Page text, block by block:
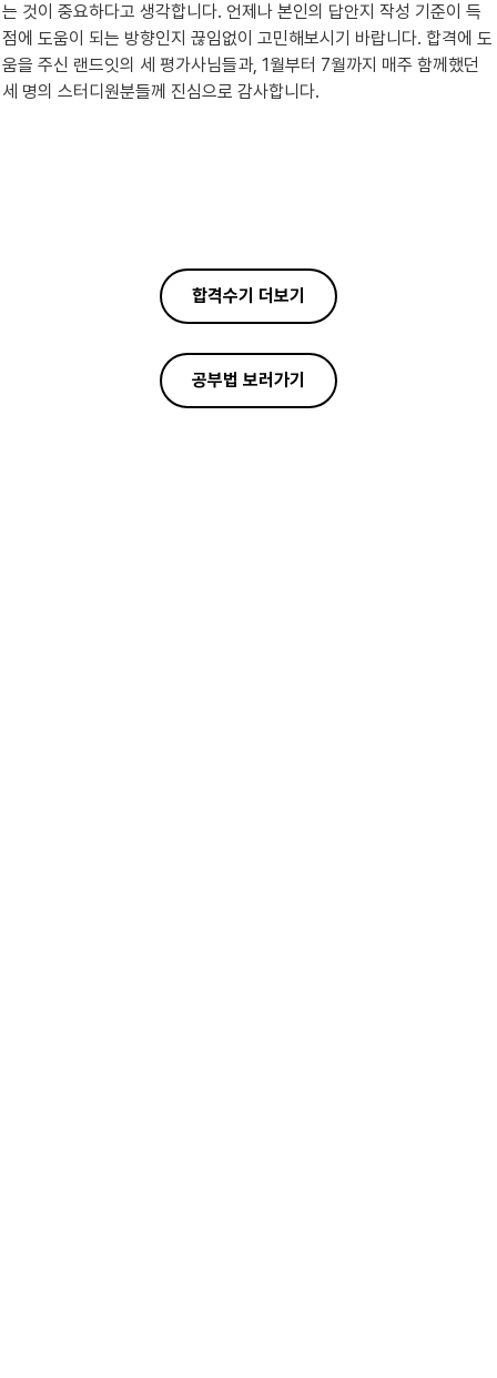
는 것이 중요하다고 생각합니다. 언제나 본인의 답안지 작성 기준이 득
점에 도움이 되는 방향인지 끊임없이 고민해보시기 바랍니다. 합격에 도
움을 주신 랜드잇의 세 평가사님들과, 1월부터 7월까지 매주 함께했던
세 명의 스터디원분들께 진심으로 감사합니다.
합격수기 더보기
공부법 보러가기